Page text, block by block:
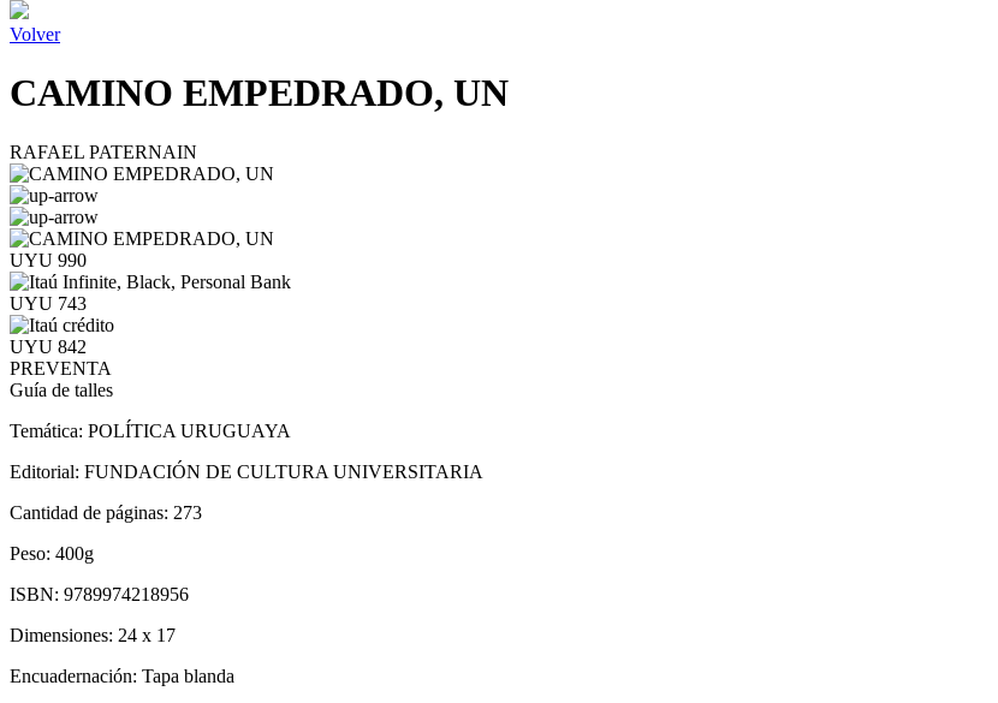
Volver
CAMINO EMPEDRADO, UN
RAFAEL PATERNAIN
UYU 990
UYU 743
UYU 842
PREVENTA
Guía de talles
Temática: POLÍTICA URUGUAYA
Editorial: FUNDACIÓN DE CULTURA UNIVERSITARIA
Cantidad de páginas: 273
Peso: 400g
ISBN: 9789974218956
Dimensiones: 24 x 17
Encuadernación: Tapa blanda